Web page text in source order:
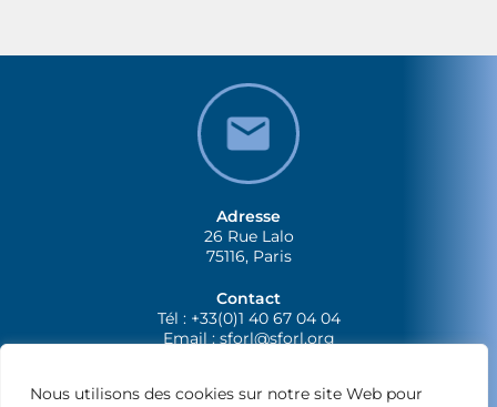
Nous utilisons des cookies sur notre site Web pour
Adresse
26 Rue Lalo
75116, Paris
Contact
Tél : +33(0)1 40 67 04 04
Email :sforl@sforl.org